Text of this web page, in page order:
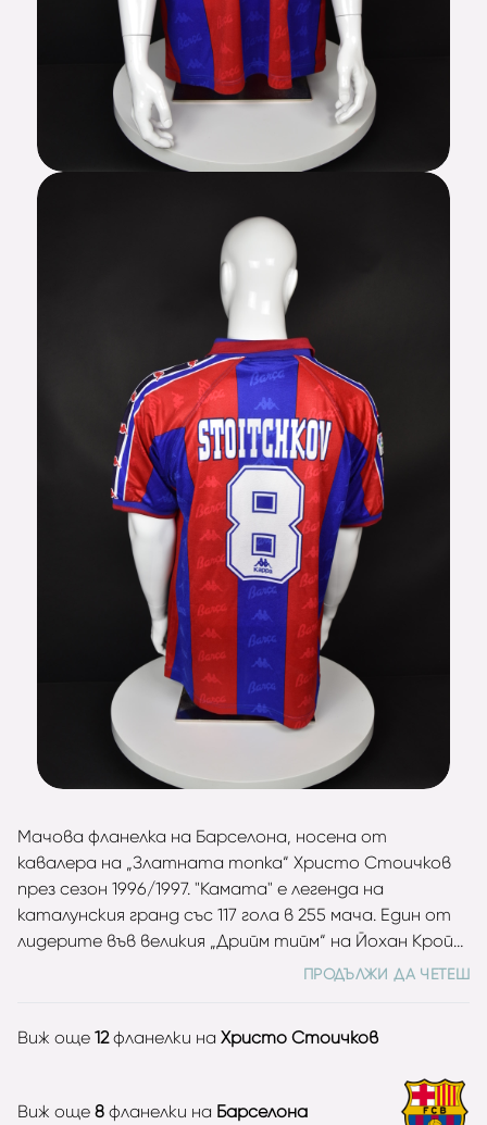
Мачова фланелка на Барселона, носена от
кавалера на „Златната топка“ Христо Стоичков
през сезон 1996/1997. "Камата" е легенда на
каталунския гранд със 117 гола в 255 мача. Един от
лидерите във великия „Дрийм тийм“ на Йохан Кройф,
завоювал първата в историята на Барса Купа на
три пъти носител на Суперкупата на страната
Суперкупата на Европа (1992, 1997) и по веднъж
ПРОДЪЛЖИ ДА ЧЕТЕШ
Виж още 12фланелки на Христо Стоичков
Виж още 8 фланелки на Барселона